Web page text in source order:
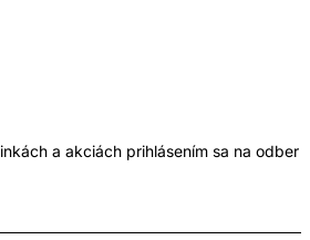
a akciách prihlásením sa na odber